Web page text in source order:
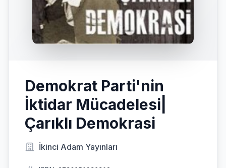
Demokrat Parti'nin
İktidar Mücadelesi|
Çarıklı Demokrasi
İkinci Adam Yayınları